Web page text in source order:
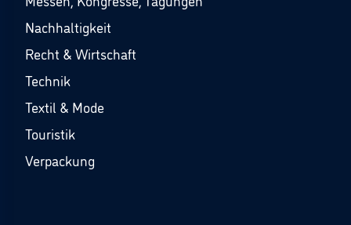
Nachhaltigkeit
Recht & Wirtschaft
Technik
Textil & Mode
Touristik
Verpackung